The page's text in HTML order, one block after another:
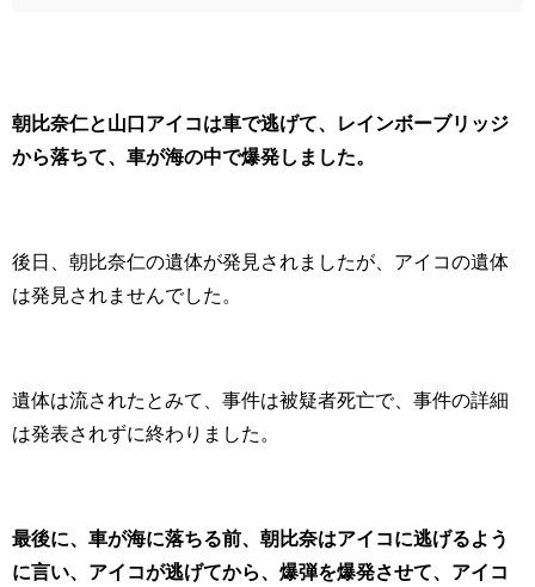
朝比奈仁と山口アイコは車で逃げて、
レインボーブリッジ
から落ちて、車が海の中で爆発しました。
後日、朝比奈仁の遺体が発見されましたが、アイコの遺体
は発見されませんでした。
遺体は流されたとみて、事件は被疑者死亡で、事件の詳細
は発表されずに終わりました。
最後に、車が海に落ちる前、朝比奈はアイコに逃げるよう
に言い、 アイコが逃げてから、爆弾を爆発させて、アイコ